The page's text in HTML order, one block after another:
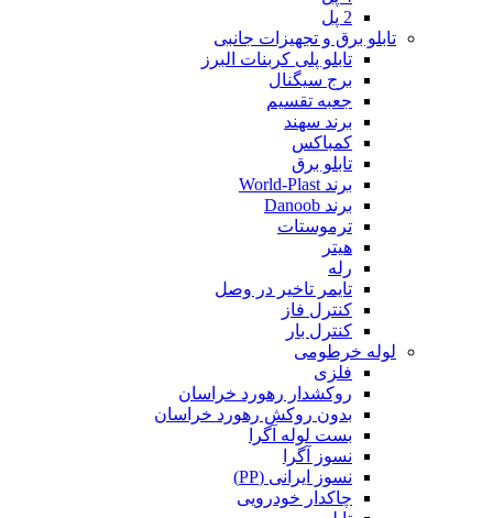
2 پل
تابلو برق و تجهیزات جانبی
تابلو پلی کربنات البرز
برج سیگنال
جعبه تقسیم
برند سهند
کمباکس
تابلو برق
برند World-Plast
برند Danoob
ترموستات
هیتر
رله
تایمر تاخیر در وصل
کنترل فاز
کنترل بار
لوله خرطومی
فلزی
روکشدار رهورد خراسان
بدون روکش رهورد خراسان
بست لوله آگرا
نسوز آگرا
نسوز ایرانی (PP)
چاکدار خودرویی